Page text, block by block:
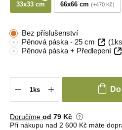
33x33 cm 66x66 cm +470 Kč
Bez příslušenství
Pěnová páska - 25 cm
Pěnová páska + Předlepení
Doručíme od 79 Kč
Při nákupu nad 2 600 Kč máte